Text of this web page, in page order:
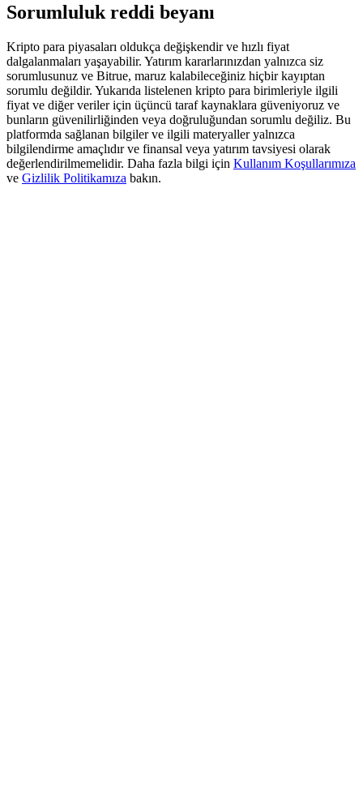
Share 500000 CASHCAT prize pool
Exclusive for BitMart Users
Register & Trade to Win 500,000 USDT
Precious Metals Trading Carnival
Sorumluluk reddi beyanı
Kripto para piyasaları oldukça değişkendir ve hızlı fiyat
dalgalanmaları yaşayabilir. Yatırım kararlarınızdan yalnızca siz
sorumlusunuz ve Bitrue, maruz kalabileceğiniz hiçbir kayıptan
sorumlu değildir. Yukarıda listelenen kripto para birimleriyle ilgili
fiyat ve diğer veriler için üçüncü taraf kaynaklara güveniyoruz ve
bunların güvenilirliğinden veya doğruluğundan sorumlu değiliz. Bu
platformda sağlanan bilgiler ve ilgili materyaller yalnızca
bilgilendirme amaçlıdır ve finansal veya yatırım tavsiyesi olarak
değerlendirilmemelidir. Daha fazla bilgi için Kullanım Koşullarımıza
ve Gizlilik Politikamıza bakın.